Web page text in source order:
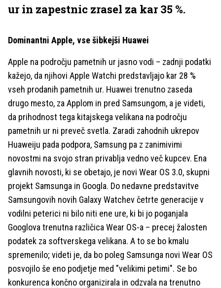
ur in zapestnic zrasel za kar 35 %.
Dominantni Apple, vse šibkejši Huawei
Apple na področju pametnih ur jasno vodi – zadnji podatki
kažejo, da njihovi Apple Watchi predstavljajo kar 28 %
vseh prodanih pametnih ur. Huawei trenutno zaseda
drugo mesto, za Applom in pred Samsungom, a je videti,
da prihodnost tega kitajskega velikana na področju
pametnih ur ni preveč svetla. Zaradi zahodnih ukrepov
Huaweiju pada podpora, Samsung pa z zanimivimi
novostmi na svojo stran privablja vedno več kupcev. Ena
glavnih novosti, ki se obetajo, je novi Wear OS 3.0, skupni
projekt Samsunga in Googla. Do nedavne predstavitve
Samsungovih novih Galaxy Watchev četrte generacije v
vodilni peterici ni bilo niti ene ure, ki bi jo poganjala
Googlova trenutna različica Wear OS-a – precej žalosten
podatek za softverskega velikana. A to se bo kmalu
spremenilo; videti je, da bo poleg Samsunga novi Wear OS
posvojilo še eno podjetje med "velikimi petimi". Se bo
konkurenca končno organizirala in odzvala na trenutno